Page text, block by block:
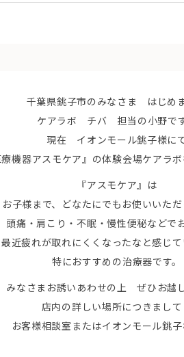
千葉県銚子市のみなさま はじめま
ケアラボ チバ 担当の小野です
現在 イオンモール銚子様に
療機器アスモケア』の体験会場ケアラボ
『アスモケア』は
子様まで、どなたにでもお使いいただ
頭痛・肩こり・不眠・慢性便秘などで
最近疲れが取れにくくなったなと感じ
特におすすめの治療器です。
みなさまお誘いあわせの上 ぜひお越
店内の詳しい場所につきまし
お客様相談室またはイオンモール銚子